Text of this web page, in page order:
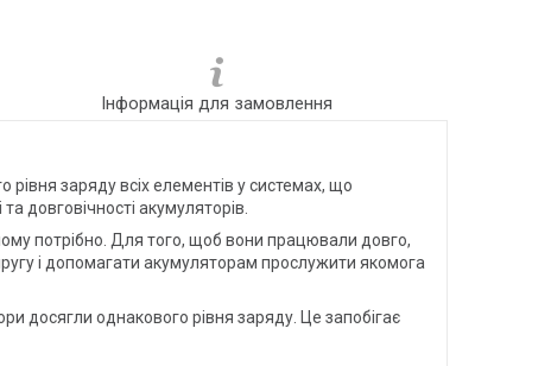
Інформація для замовлення
заряду всіх елементів у системах, що
довговічності акумуляторів.
потрібно. Для того, щоб вони працювали довго,
і допомагати акумуляторам прослужити якомога
досягли однакового рівня заряду. Це запобігає